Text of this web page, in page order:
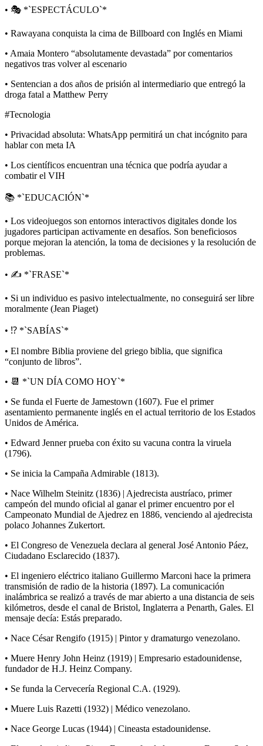
• 🎭 *`ESPECTÁCULO`*
• Rawayana conquista la cima de Billboard con Inglés en Miami
• Amaia Montero “absolutamente devastada” por comentarios
negativos tras volver al escenario
• Sentencian a dos años de prisión al intermediario que entregó la
droga fatal a Matthew Perry
#Tecnologia
• Privacidad absoluta: WhatsApp permitirá un chat incógnito para
hablar con meta IA
• Los científicos encuentran una técnica que podría ayudar a
combatir el VIH
📚 *`EDUCACIÓN`*
• Los videojuegos son entornos interactivos digitales donde los
jugadores participan activamente en desafíos. Son beneficiosos
porque mejoran la atención, la toma de decisiones y la resolución de
problemas.
• ✍️ *`FRASE`*
• Si un individuo es pasivo intelectualmente, no conseguirá ser libre
moralmente (Jean Piaget)
• ⁉️ *`SABÍAS`*
• El nombre Biblia proviene del griego biblia, que significa
“conjunto de libros”.
• 📆 *`UN DÍA COMO HOY`*
• Se funda el Fuerte de Jamestown (1607). Fue el primer
asentamiento permanente inglés en el actual territorio de los Estados
Unidos de América.
• Edward Jenner prueba con éxito su vacuna contra la viruela
(1796).
• Se inicia la Campaña Admirable (1813).
• Nace Wilhelm Steinitz (1836) | Ajedrecista austríaco, primer
campeón del mundo oficial al ganar el primer encuentro por el
Campeonato Mundial de Ajedrez en 1886, venciendo al ajedrecista
polaco Johannes Zukertort.
• El Congreso de Venezuela declara al general José Antonio Páez,
Ciudadano Esclarecido (1837).
• El ingeniero eléctrico italiano Guillermo Marconi hace la primera
transmisión de radio de la historia (1897). La comunicación
inalámbrica se realizó a través de mar abierto a una distancia de seis
kilómetros, desde el canal de Bristol, Inglaterra a Penarth, Gales. El
mensaje decía: Estás preparado.
• Nace César Rengifo (1915) | Pintor y dramaturgo venezolano.
• Muere Henry John Heinz (1919) | Empresario estadounidense,
fundador de H.J. Heinz Company.
• Se funda la Cervecería Regional C.A. (1929).
• Muere Luis Razetti (1932) | Médico venezolano.
• Nace George Lucas (1944) | Cineasta estadounidense.